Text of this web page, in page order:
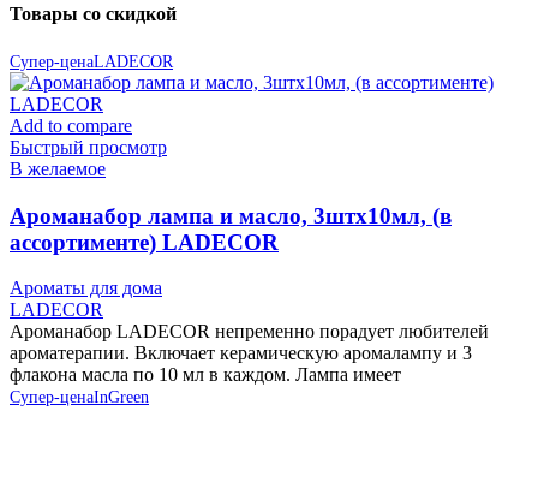
Товары со скидкой
Супер-ценаLADECOR
Add to compare
Быстрый просмотр
В желаемое
Ароманабор лампа и масло, 3штx10мл, (в
ассортименте) LADECOR
Ароматы для дома
LADECOR
Ароманабор LADECOR непременно порадует любителей
ароматерапии. Включает керамическую аромалампу и 3
флакона масла по 10 мл в каждом. Лампа имеет
Супер-ценаInGreen